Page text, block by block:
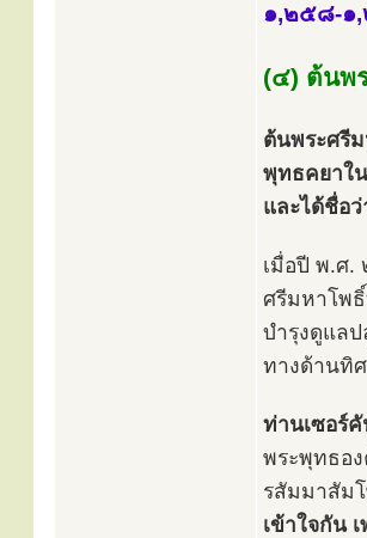
๑,๒๕๘-๑
(๔) ต้นพ
ต้นพระศรี
พุทธคยาใ
และได้ชื่อ
เมื่อปี พ.ศ.
ศรีมหาโพ
บำรุงดูแล
ทางด้านทิ
ท่านเซอร์
พระพุทธอ
รสัมมาสัม
เข้าใจกัน